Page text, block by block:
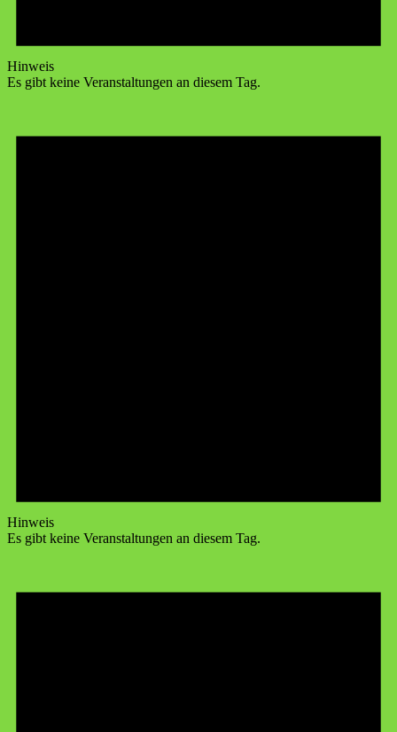
Hinweis
Es gibt keine Veranstaltungen an diesem Tag.
Hinweis
Es gibt keine Veranstaltungen an diesem Tag.